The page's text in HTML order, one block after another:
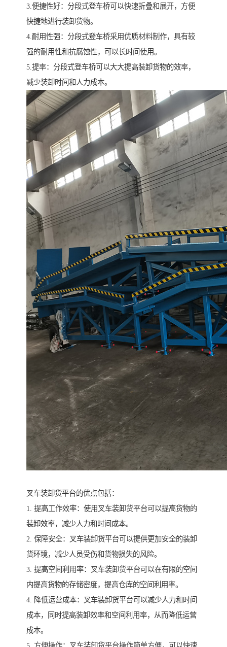
3.便捷性好：分段式登车桥可以快速折叠和展开，方便
快捷地进行装卸货物。
4.耐用性强：分段式登车桥采用优质材料制作，具有较
强的耐用性和抗腐蚀性，可以长时间使用。
5.提率：分段式登车桥可以大大提高装卸货物的效率，
减少装卸时间和人力成本。
叉车装卸货平台的优点包括：
1. 提高工作效率：使用叉车装卸货平台可以提高货物的
装卸效率，减少人力和时间成本。
2. 保障安全：叉车装卸货平台可以提供更加安全的装卸
货环境，减少人员受伤和货物损失的风险。
3. 提高空间利用率：叉车装卸货平台可以在有限的空间
内提高货物的存储密度，提高仓库的空间利用率。
4. 降低运营成本：叉车装卸货平台可以减少人力和时间
成本，同时提高装卸效率和空间利用率，从而降低运营
成本。